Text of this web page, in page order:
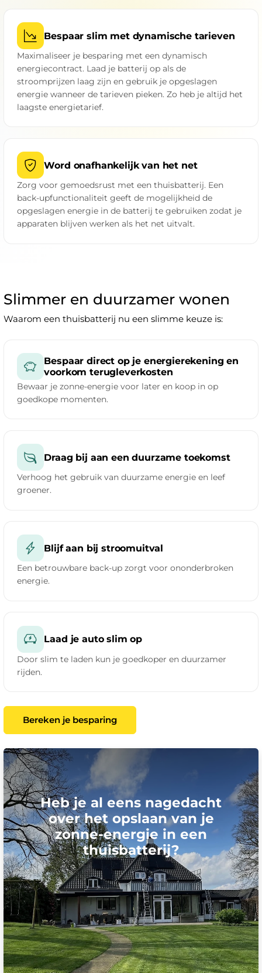
Bespaar slim met dynamische tarieven
Maximaliseer je besparing met een dynamisch
energiecontract. Laad je batterij op als de
stroomprijzen laag zijn en gebruik je opgeslagen
energie wanneer de tarieven pieken. Zo heb je altijd het
laagste energietarief.
Word onafhankelijk van het net
Zorg voor gemoedsrust met een thuisbatterij. Een
back-upfunctionaliteit geeft de mogelijkheid de
opgeslagen energie in de batterij te gebruiken zodat je
apparaten blijven werken als het net uitvalt.
Slimmer en duurzamer wonen
Waarom een thuisbatterij nu een slimme keuze is:
Bespaar direct op je energierekening en
voorkom terugleverkosten
Bewaar je zonne-energie voor later en koop in op
goedkope momenten.
Draag bij aan een duurzame toekomst
Verhoog het gebruik van duurzame energie en leef
groener.
Blijf aan bij stroomuitval
Een betrouwbare back-up zorgt voor ononderbroken
energie.
Laad je auto slim op
Door slim te laden kun je goedkoper en duurzamer
rijden.
Bereken je besparing
Heb je al eens nagedacht
over het opslaan van je
zonne-energie in een
thuisbatterij?